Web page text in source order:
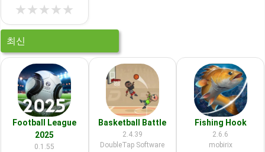
★★★★★
최신
Football League
2025
0.1.55
Basketball Battle
2.4.39
DoubleTap Software
Fishing Hook
2.6.6
mobirix